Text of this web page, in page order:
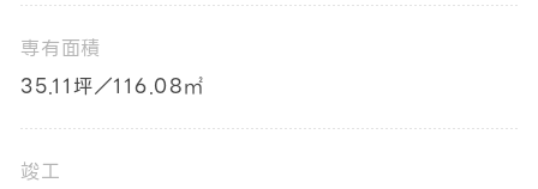
専有面積
35.11坪／116.08㎡
竣工